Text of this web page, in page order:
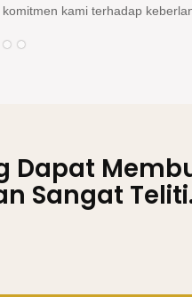
memiliki kompartemen dan
Dapat
Sangat